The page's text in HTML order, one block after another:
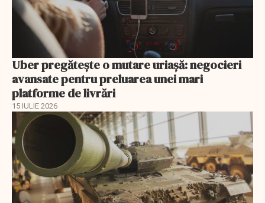
Uber pregătește o mutare uriașă: negocieri
avansate pentru preluarea unei mari
platforme de livrări
15 IULIE 2026